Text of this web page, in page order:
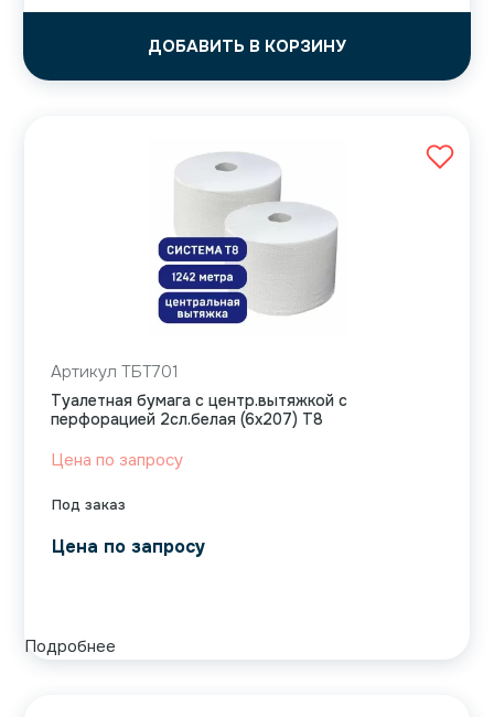
ДОБАВИТЬ В КОРЗИНУ
Под заказ
Артикул ТБТ701
Туалетная бумага c центр.вытяжкой с
перфорацией 2сл.белая (6х207) Т8
Цена по запросу
Цена по запросу
Подробнее